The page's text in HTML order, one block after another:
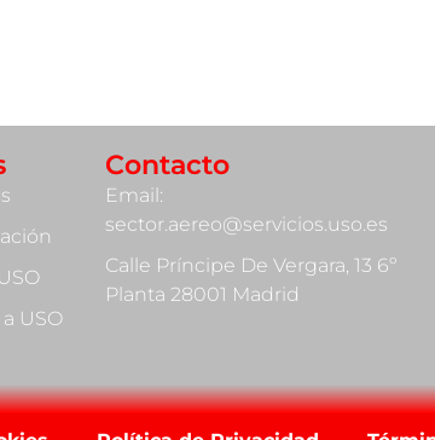
USO
Contacto
Email:
sector.aereo@servicios.uso.es
Calle Príncipe De Vergara, 13 6º
Planta 28001 Madrid